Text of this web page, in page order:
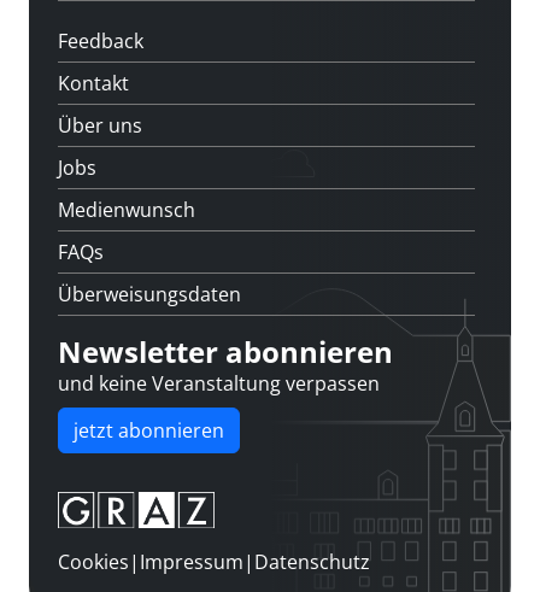
Feedback
Kontakt
Über uns
Jobs
Medienwunsch
FAQs
Überweisungsdaten
Newsletter abonnieren
und keine Veranstaltung verpassen
jetzt abonnieren
Cookies| Impressum| Datenschutz